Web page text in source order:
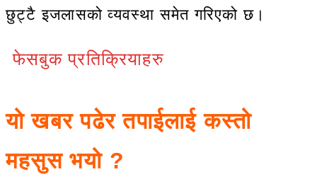
छुट्टै इजलासको व्यवस्था समेत गरिएको छ।
फेसबुक प्रतिक्रियाहरु
यो खबर पढेर तपाईलाई कस्तो
महसुस भयो ?